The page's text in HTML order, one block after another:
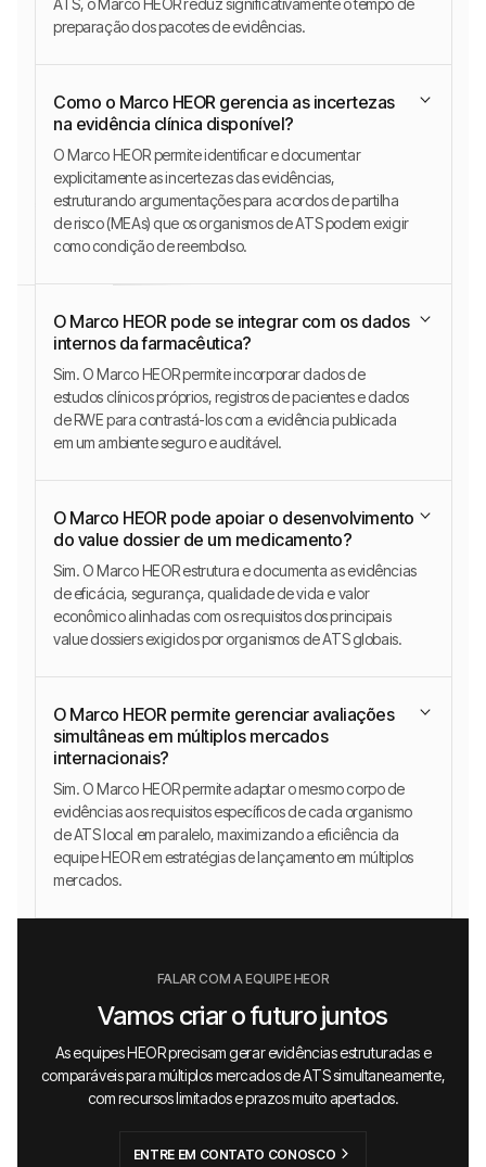
ATS, o Marco HEOR reduz significativamente o tempo de
preparação dos pacotes de evidências.
Como o Marco HEOR gerencia as incertezas
na evidência clínica disponível?
O Marco HEOR permite identificar e documentar
explicitamente as incertezas das evidências,
estruturando argumentações para acordos de partilha
de risco (MEAs) que os organismos de ATS podem exigir
como condição de reembolso.
O Marco HEOR pode se integrar com os dados
internos da farmacêutica?
Sim. O Marco HEOR permite incorporar dados de
estudos clínicos próprios, registros de pacientes e dados
de RWE para contrastá-los com a evidência publicada
em um ambiente seguro e auditável.
O Marco HEOR pode apoiar o desenvolvimento
do value dossier de um medicamento?
Sim. O Marco HEOR estrutura e documenta as evidências
de eficácia, segurança, qualidade de vida e valor
econômico alinhadas com os requisitos dos principais
value dossiers exigidos por organismos de ATS globais.
O Marco HEOR permite gerenciar avaliações
simultâneas em múltiplos mercados
internacionais?
Sim. O Marco HEOR permite adaptar o mesmo corpo de
evidências aos requisitos específicos de cada organismo
de ATS local em paralelo, maximizando a eficiência da
equipe HEOR em estratégias de lançamento em múltiplos
mercados.
FALAR COM A EQUIPE HEOR
Vamos criar o futuro juntos
As equipes HEOR precisam gerar evidências estruturadas e
comparáveis para múltiplos mercados de ATS simultaneamente,
com recursos limitados e prazos muito apertados.
ENTRE EM CONTATO CONOSCO